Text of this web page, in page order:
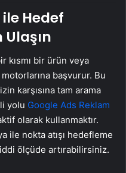
Hedef
kısmı bir ürün veya
başvurur. Bu
karşısına tam arama
yolu Google Ads Reklam
olarak kullanmaktır.
ile nokta atışı hedefleme
ölçüde artırabilirsiniz.